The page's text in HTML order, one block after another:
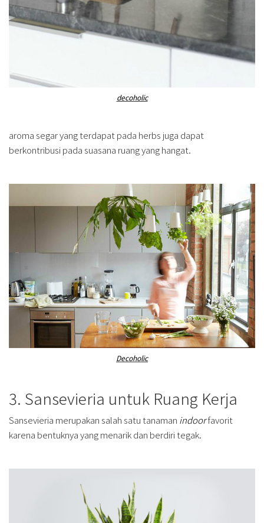
decoholic
aroma segar yang terdapat pada herbs juga dapat
berkontribusi pada suasana ruang yang hangat.
Decoholic
3. Sansevieria untuk Ruang Kerja
Sansevieria merupakan salah satu tanaman indoorfavorit
karena bentuknya yang menarik dan berdiri tegak.